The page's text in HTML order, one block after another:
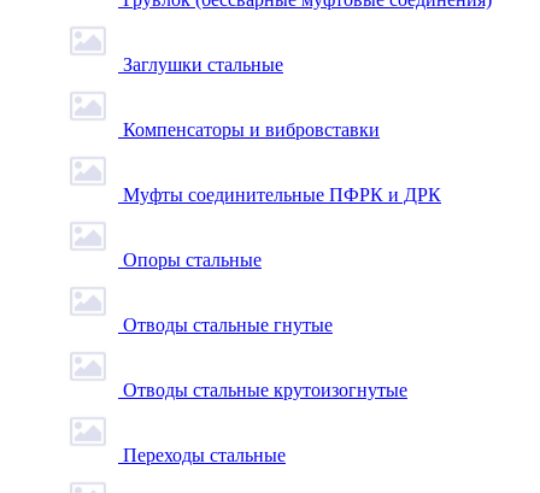
Заглушки стальные
Компенсаторы и вибровставки
Муфты соединительные ПФРК и ДРК
Опоры стальные
Отводы стальные гнутые
Отводы стальные крутоизогнутые
Переходы стальные